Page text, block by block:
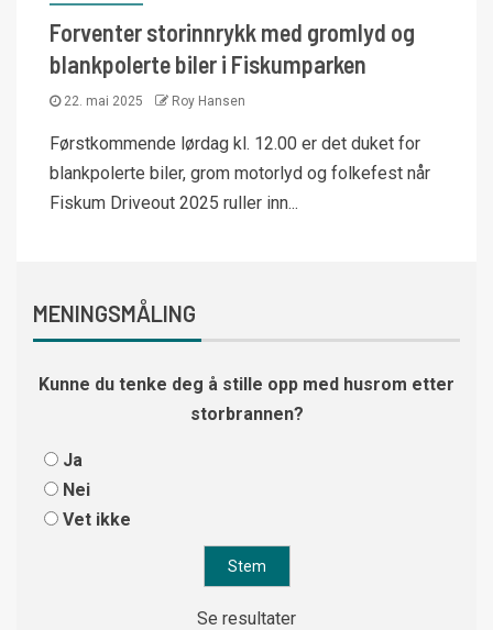
Forventer storinnrykk med gromlyd og
blankpolerte biler i Fiskumparken
22. mai 2025 Roy Hansen
Førstkommende lørdag kl. 12.00 er det duket for
blankpolerte biler, grom motorlyd og folkefest når
Fiskum Driveout 2025 ruller inn...
MENINGSMÅLING
Kunne du tenke deg å stille opp med husrom etter
storbrannen?
Ja
Nei
Vet ikke
Se resultater